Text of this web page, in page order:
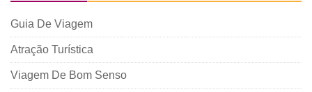
Guia De Viagem
Atração Turística
Viagem De Bom Senso